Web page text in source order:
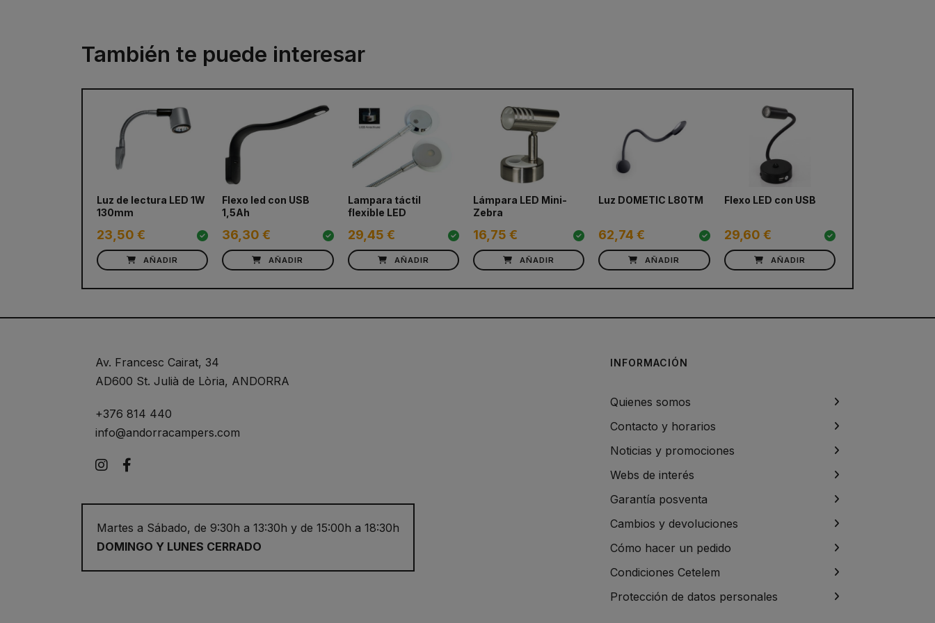
También te puede interesar
Luz de lectura LED 1W
130mm
23,50 €
AÑADIR
Flexo led con USB
1,5Ah
36,30 €
AÑADIR
Lampara táctil
flexible LED
29,45 €
AÑADIR
Lámpara LED Mini-
Zebra
16,75 €
AÑADIR
Luz DOMETIC L80TM
62,74 €
AÑADIR
Flexo LED con USB
29,60 €
AÑADIR
Av. Francesc Cairat, 34
AD600 St. Julià de Lòria, ANDORRA
+376 814 440
info@andorracampers.com
Instagram
Martes a Sábado, de 9:30h a 13:30h y de 15:00h a 18:30h
DOMINGO Y LUNES CERRADO
INFORMACIÓN
Quienes somos
Contacto y horarios
Noticias y promociones
Webs de interés
Garantía posventa
Cambios y devoluciones
Cómo hacer un pedido
Condiciones Cetelem
Protección de datos personales